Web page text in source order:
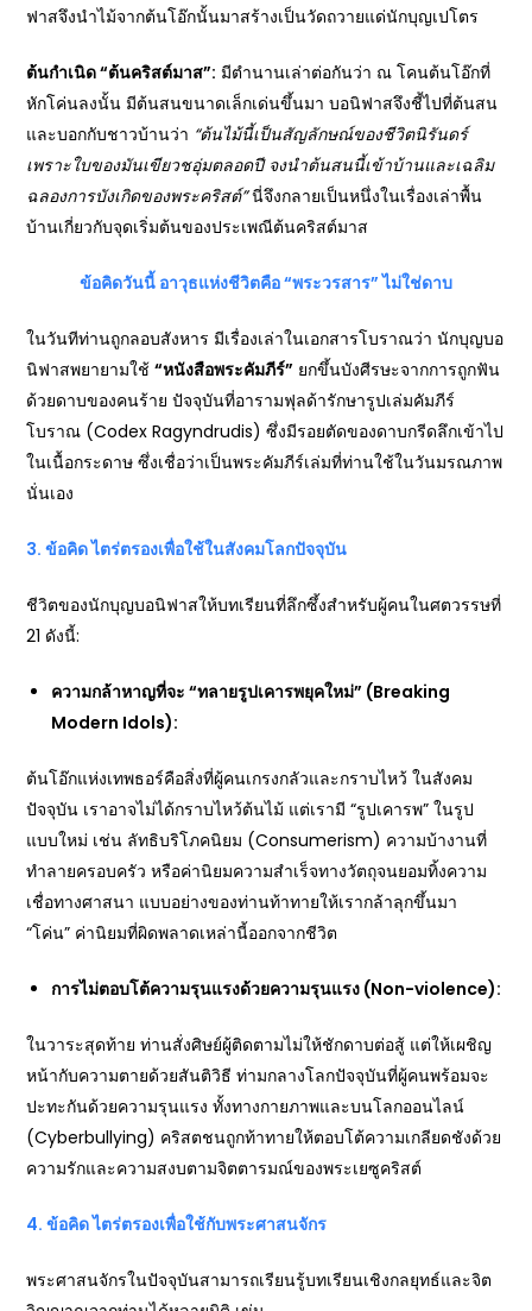
ฟาสจึงนำไม้จากต้นโอ๊กนั้นมาสร้างเป็นวัดถวายแด่นักบุญเปโตร
ต้นกำเนิด “ต้นคริสต์มาส”: มีตำนานเล่าต่อกันว่า ณ โคนต้นโอ๊กที่
หักโค่นลงนั้น มีต้นสนขนาดเล็กเด่นขึ้นมา บอนิฟาสจึงชี้ไปที่ต้นสน
และบอกกับชาวบ้านว่า “ต้นไม้นี้เป็นสัญลักษณ์ของชีวิตนิรันดร์
เพราะใบของมันเขียวชอุ่มตลอดปี จงนำต้นสนนี้เข้าบ้านและเฉลิม
ฉลองการบังเกิดของพระคริสต์”นี่จึงกลายเป็นหนึ่งในเรื่องเล่าพื้น
บ้านเกี่ยวกับจุดเริ่มต้นของประเพณีต้นคริสต์มาส
ข้อคิดวันนี้ อาวุธแห่งชีวิตคือ “พระวรสาร” ไม่ใช่ดาบ
ในวันทีท่านถูกลอบสังหาร มีเรื่องเล่าในเอกสารโบราณว่า นักบุญบอ
นิฟาสพยายามใช้“หนังสือพระคัมภีร์” ยกขึ้นบังศีรษะจากการถูกฟัน
ด้วยดาบของคนร้าย ปัจจุบันที่อารามฟุลด้ารักษารูปเล่มคัมภีร์
โบราณ (Codex Ragyndrudis) ซึ่งมีรอยตัดของดาบกรีดลึกเข้าไป
ในเนื้อกระดาษ ซึ่งเชื่อว่าเป็นพระคัมภีร์เล่มที่ท่านใช้ในวันมรณภาพ
นั่นเอง
3. ข้อคิด ไตร่ตรองเพื่อใช้ในสังคมโลกปัจจุบัน
ชีวิตของนักบุญบอนิฟาสให้บทเรียนที่ลึกซึ้งสำหรับผู้คนในศตวรรษที่
21 ดังนี้:
ความกล้าหาญที่จะ “ทลายรูปเคารพยุคใหม่” (Breaking
Modern Idols):
ต้นโอ๊กแห่งเทพธอร์คือสิ่งที่ผู้คนเกรงกลัวและกราบไหว้ ในสังคม
ปัจจุบัน เราอาจไม่ได้กราบไหว้ต้นไม้ แต่เรามี “รูปเคารพ” ในรูป
แบบใหม่ เช่น ลัทธิบริโภคนิยม (Consumerism) ความบ้างานที่
ทำลายครอบครัว หรือค่านิยมความสำเร็จทางวัตถุจนยอมทิ้งความ
เชื่อทางศาสนา แบบอย่างของท่านท้าทายให้เรากล้าลุกขึ้นมา
“โค่น” ค่านิยมที่ผิดพลาดเหล่านี้ออกจากชีวิต
การไม่ตอบโต้ความรุนแรงด้วยความรุนแรง (Non-violence):
ในวาระสุดท้าย ท่านสั่งศิษย์ผู้ติดตามไม่ให้ชักดาบต่อสู้ แต่ให้เผชิญ
หน้ากับความตายด้วยสันติวิธี ท่ามกลางโลกปัจจุบันที่ผู้คนพร้อมจะ
ปะทะกันด้วยความรุนแรง ทั้งทางกายภาพและบนโลกออนไลน์
(Cyberbullying) คริสตชนถูกท้าทายให้ตอบโต้ความเกลียดชังด้วย
ความรักและความสงบตามจิตตารมณ์ของพระเยซูคริสต์
4. ข้อคิด ไตร่ตรองเพื่อใช้กับพระศาสนจักร
พระศาสนจักรในปัจจุบันสามารถเรียนรู้บทเรียนเชิงกลยุทธ์และจิต